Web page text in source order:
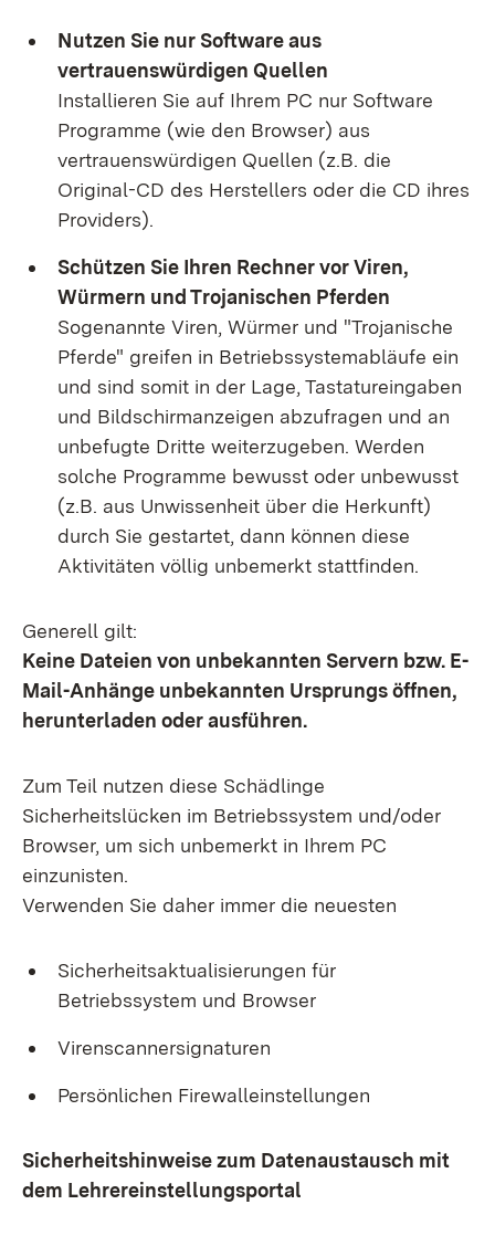
Nutzen Sie nur Software aus
vertrauenswürdigen Quellen
Installieren Sie auf Ihrem PC nur Software
Programme (wie den Browser) aus
vertrauenswürdigen Quellen (z.B. die
Original-CD des Herstellers oder die CD ihres
Providers).
Schützen Sie Ihren Rechner vor Viren,
Würmern und Trojanischen Pferden
Sogenannte Viren, Würmer und "Trojanische
Pferde" greifen in Betriebssystemabläufe ein
und sind somit in der Lage, Tastatureingaben
und Bildschirmanzeigen abzufragen und an
unbefugte Dritte weiterzugeben. Werden
solche Programme bewusst oder unbewusst
(z.B. aus Unwissenheit über die Herkunft)
durch Sie gestartet, dann können diese
Aktivitäten völlig unbemerkt stattfinden.
Generell gilt:
Keine Dateien von unbekannten Servern bzw. E-
Mail-Anhänge unbekannten Ursprungs öffnen,
herunterladen oder ausführen.
Zum Teil nutzen diese Schädlinge
Sicherheitslücken im Betriebssystem und/oder
Browser, um sich unbemerkt in Ihrem PC
einzunisten.
Verwenden Sie daher immer die neuesten
Sicherheitsaktualisierungen für
Betriebssystem und Browser
Virenscannersignaturen
Persönlichen Firewalleinstellungen
Sicherheitshinweise zum Datenaustausch mit
dem Lehrereinstellungsportal